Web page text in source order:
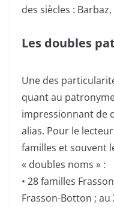
des siècles :
Les doubles
Une des
quant au
impressionnant de
alias. Pour le
familles et souvent
« doubles noms » :
• 28 familles
Frasson-Botton ; au